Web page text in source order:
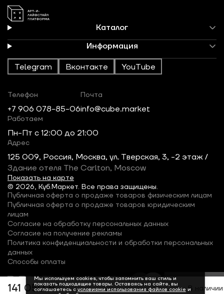
141 050 ₽ В наличии
Каталог
Информация
Telegram Вконтакте YouTube
© 2026, Куб.Маркет. Все права защищены.
Телефон
+7 906 078-85-06
Почта
info@cube.market
Работаем
Пн-Пт c 12:00 до 21:00
Адрес
125 009, Россия, Москва, ул. Тверская, 3, -2 этаж /
Здание отеля The Carlton, Moscow
Показать на карте
Публичная оферта о продаже товаров физическим лицам
Публичная оферта о продаже товаров юридическим
лицам
Согласие на обработку персональных данных
Согласие на получение рекламы
Политика конфиденциальности и обработки персональных
данных
Способы оплаты
Мы используем cookies, чтобы запомнить ваш стиль и
показать подходящие товары. Оставаясь на сайте, вы
соглашаетесь с условиями использования файлов cookie и